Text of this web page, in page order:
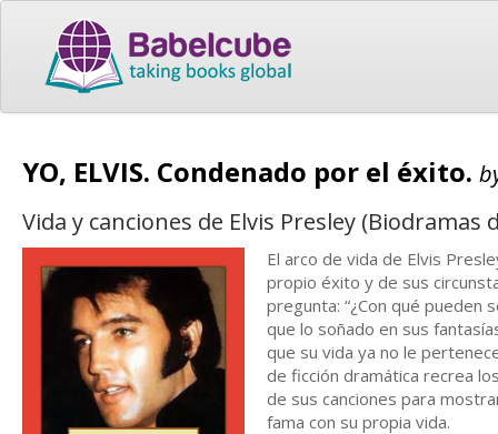
YO, ELVIS. Condenado por el éxito.
Vida y canciones de Elvis Presley (Biodramas
El arco de vida de Elvis
propio éxito y de sus
pregunta: “¿Con qué pueden
que lo soñado en sus
que su vida ya no le
de ficción dramática recrea
de sus canciones para
fama con su propia vida.